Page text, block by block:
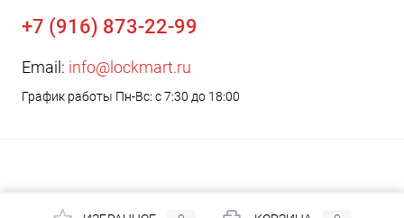
+7 (916) 873-22-99
Email: info@lockmart.ru
График работы Пн-Вс: с 7:30 до 18:00